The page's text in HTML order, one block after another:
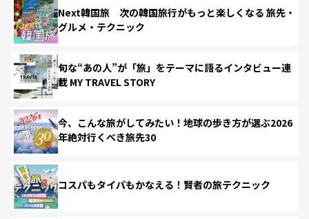
Next韓国旅 次の韓国旅行がもっと楽しくなる 旅先・
グルメ・テクニック
旬な“あの人”が「旅」をテーマに語るインタビュー連
載 MY TRAVEL STORY
今、こんな旅がしてみたい！地球の歩き方が選ぶ2026
年絶対行くべき旅先30
コスパもタイパもかなえる！賢者の旅テクニック